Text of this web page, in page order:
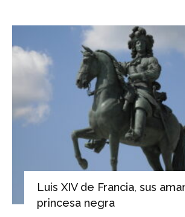
Luis XIV de Francia, sus
princesa negra